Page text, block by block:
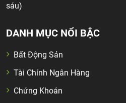
sáu)
DANH MỤC NỔI BẬC
Bất Động Sản
Tài Chính Ngân Hàng
Chứng Khoán